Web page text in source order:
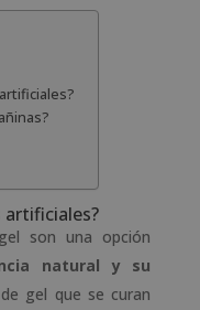
artificiales?
son una opción
natural y su
gel que se curan